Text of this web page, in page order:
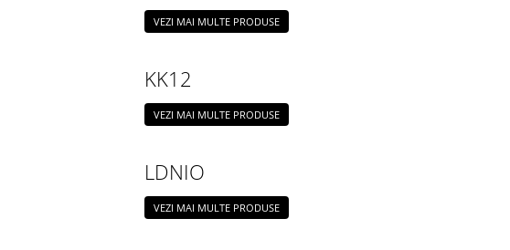
VEZI MAI MULTE PRODUSE
KK12
VEZI MAI MULTE PRODUSE
LDNIO
VEZI MAI MULTE PRODUSE